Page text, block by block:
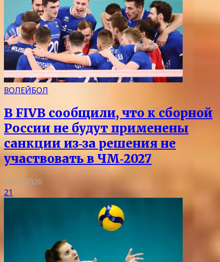
ВОЛЕЙБОЛ
В FIVB сообщили, что к сборной
России не будут применены
санкции из‑за решения не
участвовать в ЧМ‑2027
06.08.2026
21